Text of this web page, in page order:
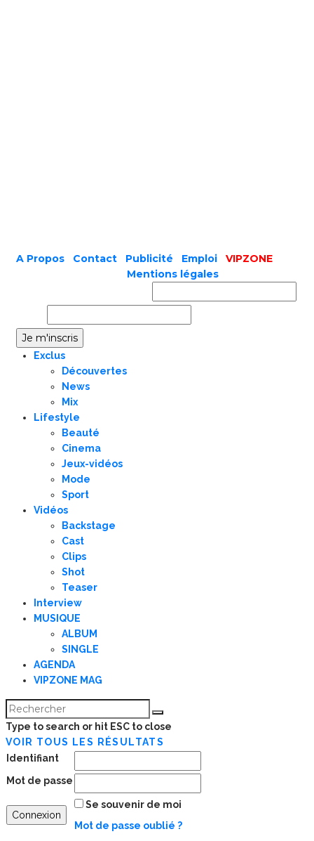
A Propos Contact Publicité Emploi
VIPZONE
Mentions légales
Exclus
Découvertes
News
Mix
Lifestyle
Beauté
Cinema
Jeux-vidéos
Mode
Sport
Vidéos
Backstage
Cast
Clips
Shot
Teaser
Interview
MUSIQUE
ALBUM
SINGLE
AGENDA
VIPZONE MAG
Type to search or hit ESC to close
VOIR TOUS LES RÉSULTATS
Identifiant
Mot de passe
Se souvenir de moi
Mot de passe oublié ?